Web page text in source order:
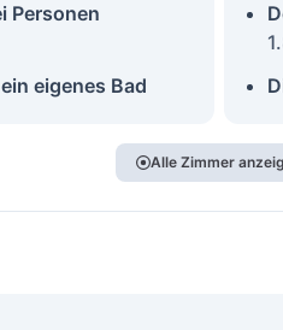
Personen
eigenes Bad
Alle Zimmer